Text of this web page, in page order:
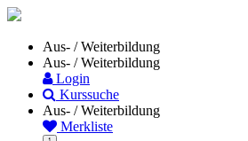
Aus- / Weiterbildung
Aus- / Weiterbildung
Login
Kurssuche
Aus- / Weiterbildung
Merkliste